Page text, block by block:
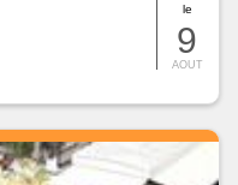
le
9
AOUT